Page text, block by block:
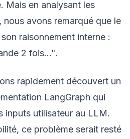
Mais en analysant les
avons remarqué que le
raisonnement interne :
2 fois...".
rapidement découvert un
LangGraph qui
inputs utilisateur au LLM.
ce problème serait resté